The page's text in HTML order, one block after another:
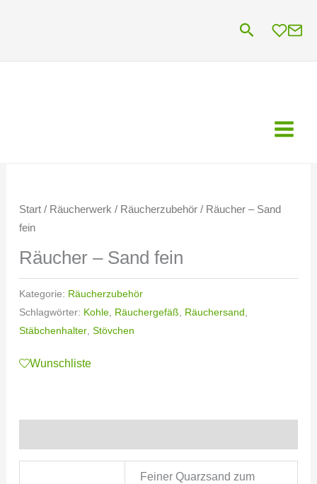
Suchen
Start/ Räucherwerk / Räucherzubehör/ Räucher – Sand
fein
Räucher – Sand fein
Kategorie: Räucherzubehör
Schlagwörter: Kohle, Räuchergefäß Räuchersand
Stäbchenhalter, Stövchen
Wunschliste
Feiner Quarzsand zum